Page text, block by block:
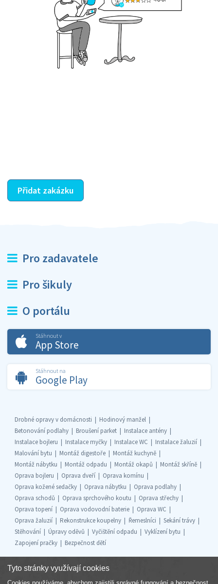
Přidat zakázku
Pro zadavatele
Pro šikuly
O portálu
Stáhnout v
App Store
Stáhnout na
Google Play
Drobné opravy v domácnosti
Hodinový manžel
Betonování podlahy
Broušení parket
Instalace antény
Instalace bojleru
Instalace myčky Instalace WC
Instalace žaluzií
Malování bytu
Montáž digestoře
Montáž kuchyně
Montáž nábytku
Montáž odpadu Montáž okapů
Montáž skříně
Oprava bojleru
Oprava dveří
Oprava komínu
Oprava kožené sedačky
Oprava nábytku
Oprava podlahy
Oprava schodů
Oprava sprchového koutu
Oprava střechy
Oprava topení
Oprava vodovodní baterie
Oprava WC
Oprava žaluzií
Rekonstrukce koupelny Řemeslníci
Sekání trávy
Stěhování
Úpravy oděvů Vyčištění odpadu
Vyklízení bytu
Zapojení pračky
Bezpečnost dětí
Tyto stránky využívají cookies